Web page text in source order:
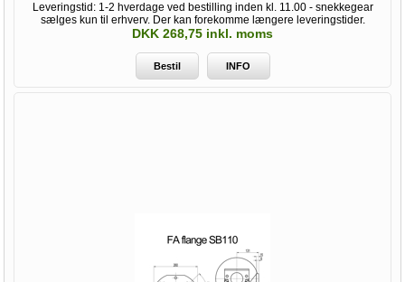
Leveringstid: 1-2 hverdage ved bestilling inden kl. 11.00 - snekkegear
sælges kun til erhverv. Der kan forekomme længere leveringstider.
DKK 268,75 inkl. moms
Bestil INFO